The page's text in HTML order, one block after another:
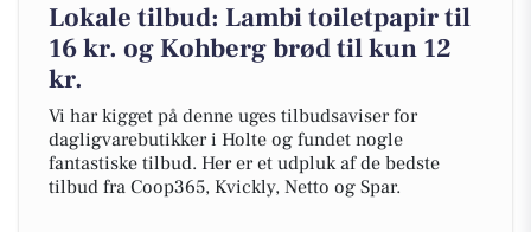
Lokale tilbud: Lambi toiletpapir til
16 kr. og Kohberg brød til kun 12
kr.
Vi har kigget på denne uges tilbudsaviser for
dagligvarebutikker i Holte og fundet nogle
fantastiske tilbud. Her er et udpluk af de bedste
tilbud fra Coop365, Kvickly, Netto og Spar.